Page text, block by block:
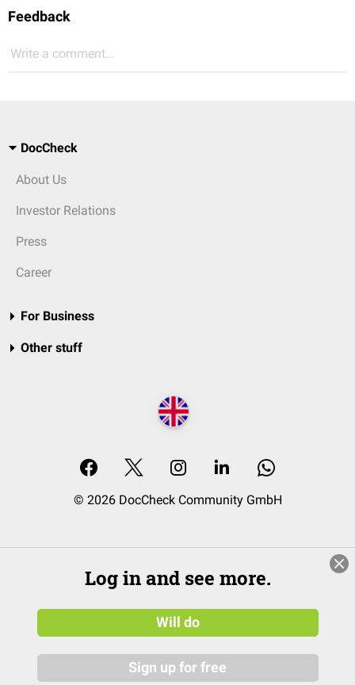
Feedback
Write a comment...
DocCheck
About Us
Investor Relations
Press
Career
For Business
Other stuff
© 2026 DocCheck Community GmbH
Log in and see more.
Will do
Sign up for free